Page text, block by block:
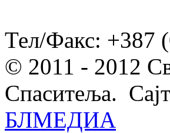
Тел/Факс: +387
© 2011 - 2012
Спаситеља.
БЛМЕДИА